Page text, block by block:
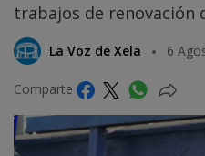
trabajos de renovación
La Voz de Xela 6
Comparte